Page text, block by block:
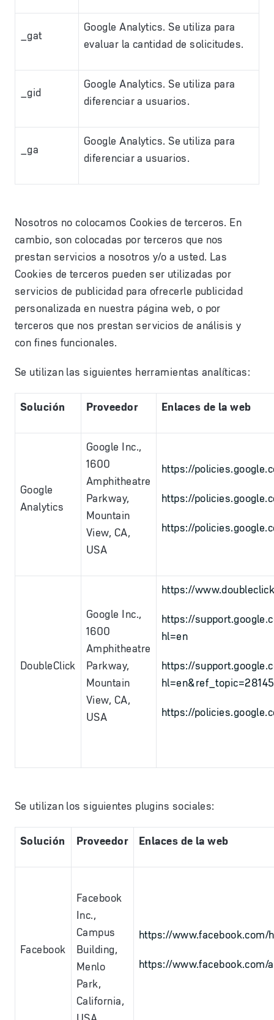
_gat
Google Analytics. Se utiliza para
evaluar la cantidad de solicitudes.
_gid
Google Analytics. Se utiliza para
diferenciar a usuarios.
_ga
Google Analytics. Se utiliza para
diferenciar a usuarios.
Nosotros no colocamos Cookies de terceros. En
cambio, son colocadas por terceros que nos
prestan servicios a nosotros y/o a usted. Las
Cookies de terceros pueden ser utilizadas por
servicios de publicidad para ofrecerle publicidad
personalizada en nuestra página web, o por
terceros que nos prestan servicios de análisis y
con fines funcionales.
Se utilizan las siguientes herramientas analíticas:
Solución Proveedor Enlaces de la web
Google
Analytics
Google Inc.,
1600
Amphitheatre
Parkway,
Mountain
View, CA,
USA
https://
https://
https://
DoubleClick
Google Inc.,
1600
Amphitheatre
Parkway,
Mountain
View, CA,
USA
https://
https://
hl=en
https://
hl=en&ref_topic=28145
https://
Se utilizan los siguientes plugins sociales:
Solución Proveedor Enlaces de la web
Facebook
Facebook
Inc.,
Campus
Building,
Menlo
Park,
California,
https://
https://www.facebook.com/